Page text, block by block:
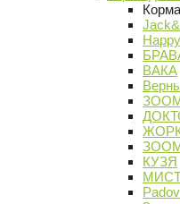
ВАКА
КУЗЯ